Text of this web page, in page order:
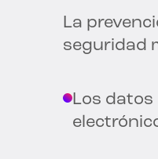
La
seguridad
Los datos